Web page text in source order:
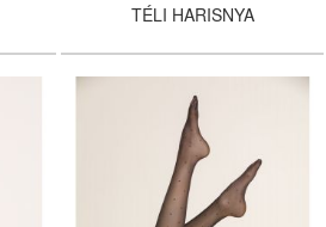
TÉLI HARISNYA